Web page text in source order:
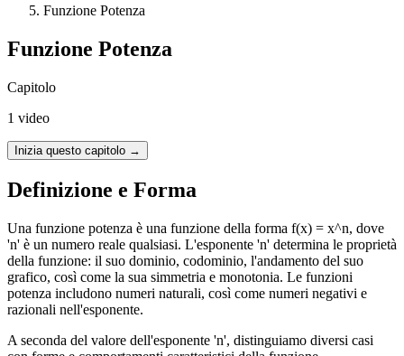
Funzione Potenza
Funzione Potenza
Capitolo
1 video
Inizia questo capitolo →
Definizione e Forma
Una funzione potenza è una funzione della forma f(x) = x^n, dove
'n' è un numero reale qualsiasi. L'esponente 'n' determina le proprietà
della funzione: il suo dominio, codominio, l'andamento del suo
grafico, così come la sua simmetria e monotonia. Le funzioni
potenza includono numeri naturali, così come numeri negativi e
razionali nell'esponente.
A seconda del valore dell'esponente 'n', distinguiamo diversi casi